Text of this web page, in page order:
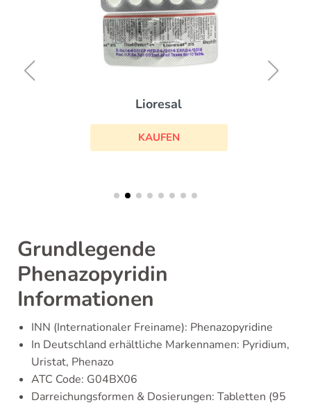
Lioresal
KAUFEN
Grundlegende
Phenazopyridin
Informationen
INN (Internationaler Freiname): Phenazopyridine
In Deutschland erhältliche Markennamen: Pyridium,
Uristat, Phenazo
ATC Code: G04BX06
Darreichungsformen & Dosierungen: Tabletten (95